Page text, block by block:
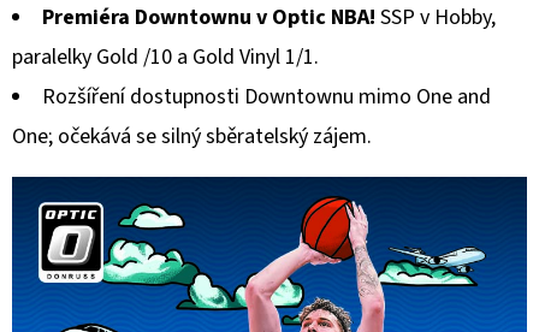
Premiéra Downtownu v Optic NBA! SSP v Hobby,
paralelky Gold /10 a Gold Vinyl 1/1.
Rozšíření dostupnosti Downtownu mimo One and
One; očekává se silný sběratelský zájem.